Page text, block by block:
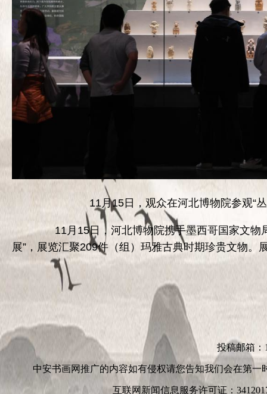
11月15日，观众在河北博物院参观“
11月15日，河北博物院携手墨西哥国家文物局
展”，展览汇聚209件（组）玛雅古典时期珍贵文物。
投稿邮箱：
中安书画网推广的内容如有侵权请您告知我们会在第
互联网新闻信息服务许可证：